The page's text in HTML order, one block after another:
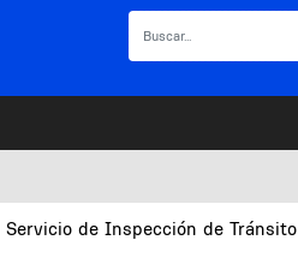
de Inspección de Tránsito